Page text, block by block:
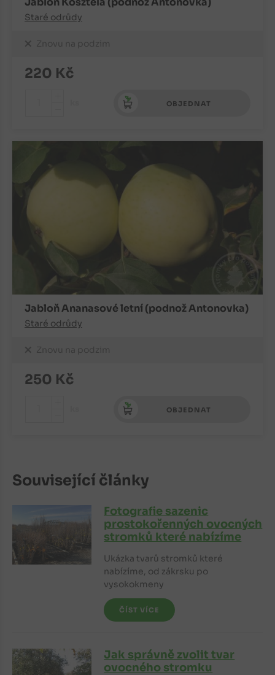
Staré odrůdy
Znovu na podzim
220 Kč
OBJEDNAT
Jabloň Ananasové letní (podnož Antonovka)
Staré odrůdy
Znovu na podzim
250 Kč
OBJEDNAT
Související články
Fotografie sazenic
prostokořenných ovocných
stromků které nabízíme
Ukázka tvarů stromků které
nabízíme, od zákrsku po
vysokokmeny
ČÍST VÍCE
Jak správně zvolit tvar
ovocného stromku